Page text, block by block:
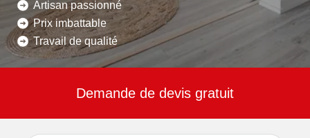
Artisan passionné
Prix imbattable
Travail de qualité
Demande de devis gratuit